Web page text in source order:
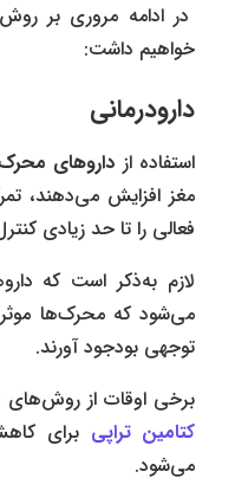
در ادامه مروری بر
خواهیم داشت:
دارودرمانی
استفاده از دار‌وهای
مغز افزایش می‌دهند،
فعالی را تا‌ حد زیادی
لازم به‌ذکر است که
می‌شود که محرک‌ها موثر
توجهی بودجود آورند.
برخی اوقات از
کتامین تراپی برای
می‌شود.‌